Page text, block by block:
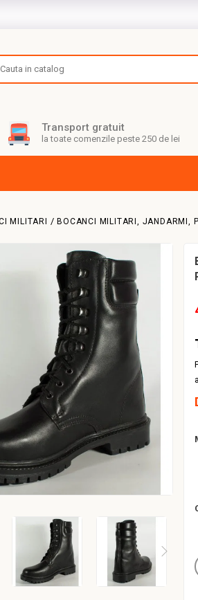
Transport gratuit
la toate comenzile peste 250 de lei
MILITARI BOCANCI MILITARI, JANDARMI,